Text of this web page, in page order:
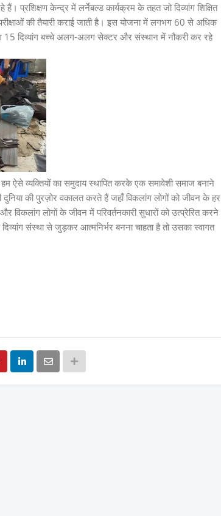
प्रशिक्षण केन्द्र में लर्नेबल्ड कार्यक्रम के तहत जो दिव्यांग शिक्षित
की तैयारी कराई जाती है। इस योजना में लगभग 60 से अधिक
15 दिव्यांग बच्चे अलग-अलग सेक्टर और संस्थान में नौकरी कर रहे
ऐसे व्यक्तियों का समुदाय स्थापित करके एक समावेशी समाज बनाने
की पुरज़ोर वकालत करते हैं जहाँ विकलांग लोगों को जीवन के हर
विकलांग लोगों के जीवन में परिवर्तनकारी सुधारों को उत्प्रेरित करने
संस्था से जुड़कर आत्मनिर्भर बनना चाहता है तो उसका स्वागत